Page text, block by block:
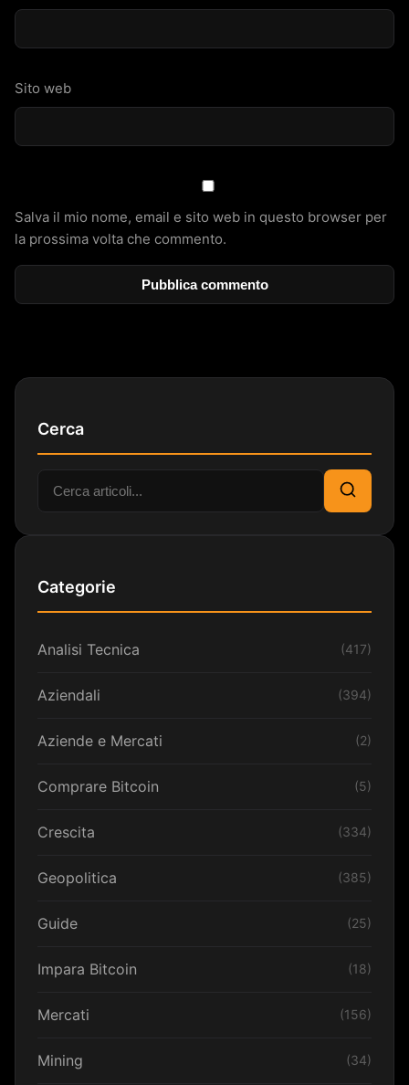
Sito web
Salva il mio nome, email e sito web in questo browser per
la prossima volta che commento.
Cerca
Cerca:
Cerca
Categorie
Analisi Tecnica (417)
Aziendali (394)
Aziende e Mercati (2)
Comprare Bitcoin (5)
Crescita (334)
Geopolitica (385)
Guide (25)
Impara Bitcoin (18)
Mercati (156)
Mining (34)